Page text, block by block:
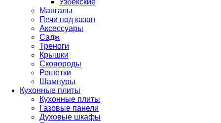
Узбекские
Мангалы
Печи под казан
Аксессуары
Садж
Треноги
Крышки
Сковороды
Решётки
Шампуры
Кухонные плиты
Кухонные плиты
Газовые панели
Духовые шкафы